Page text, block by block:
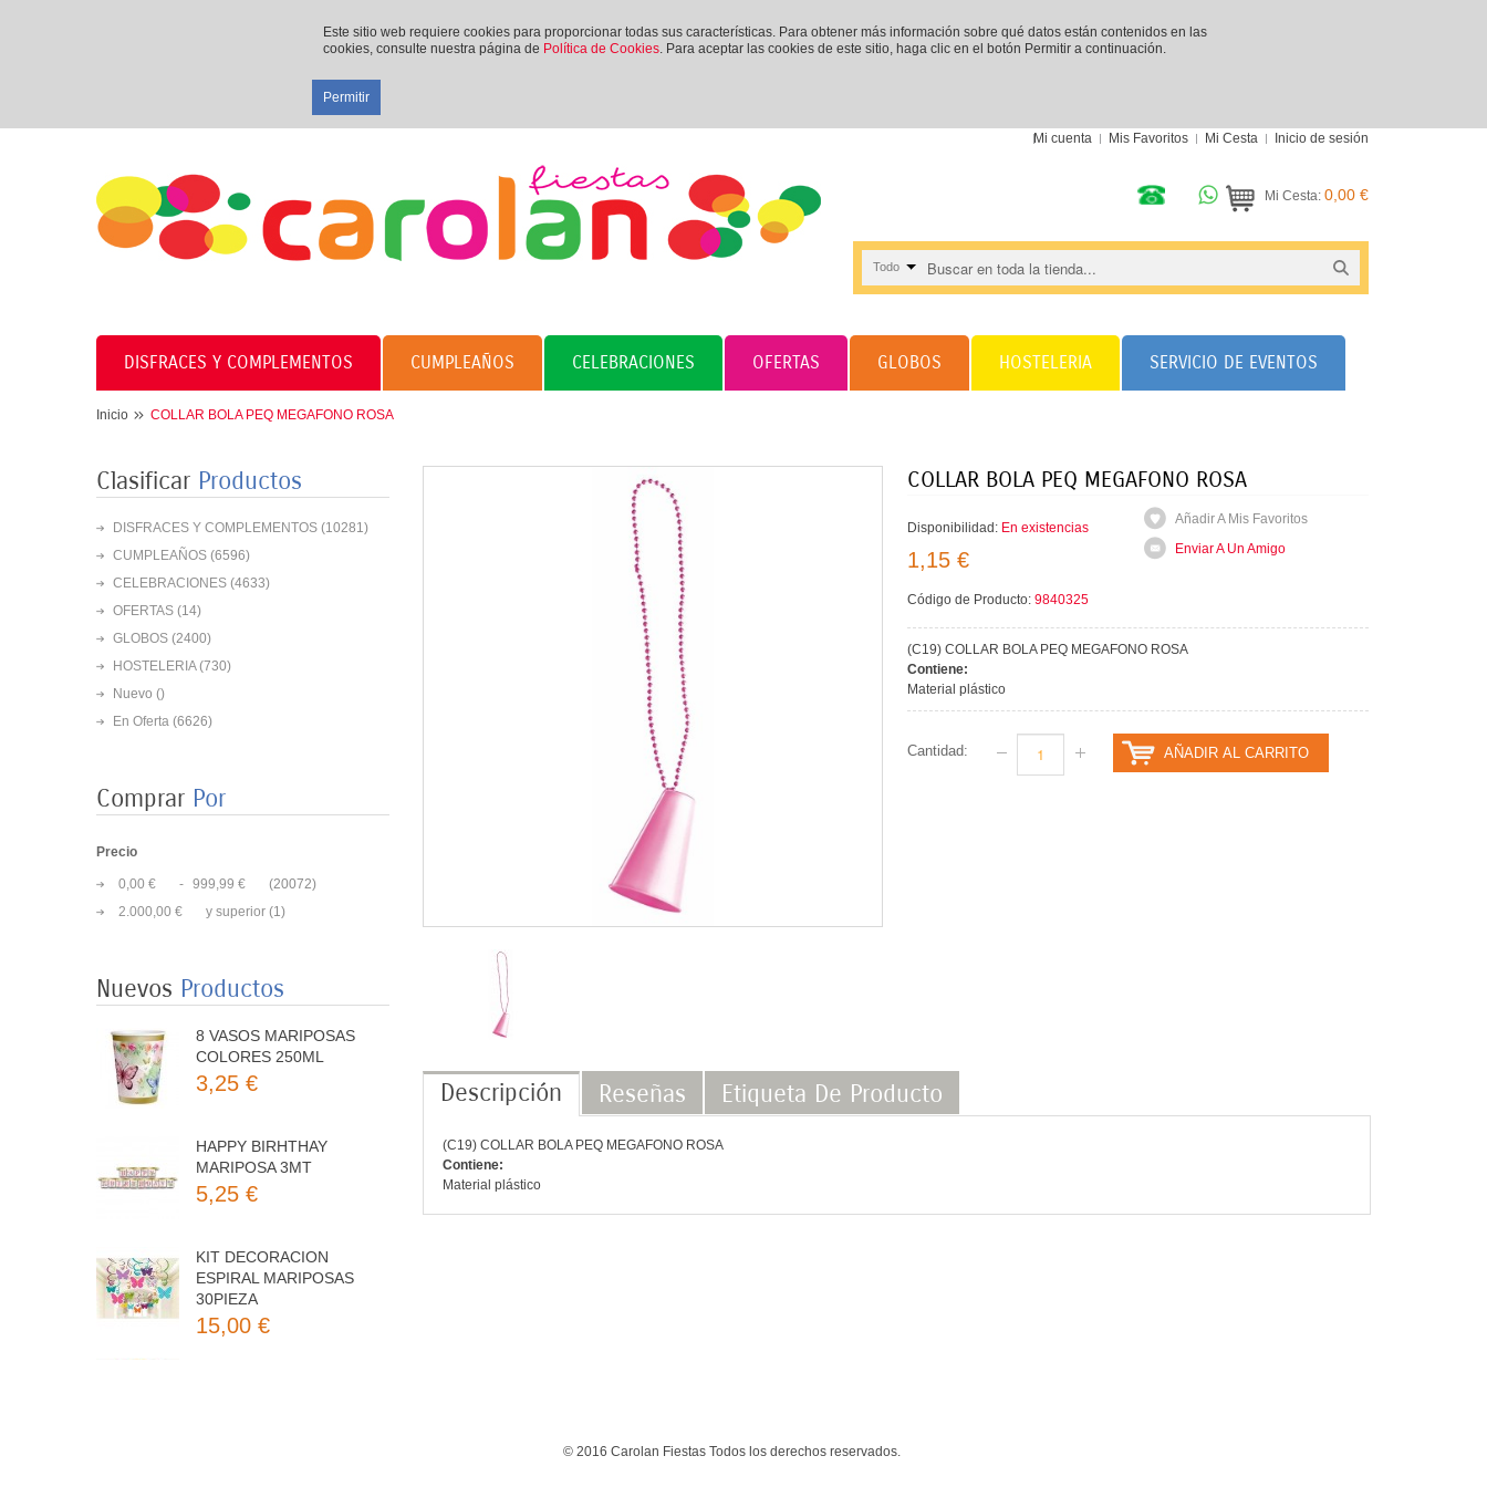
Este sitio web requiere cookies para proporcionar todas sus características. Para obtener más información sobre qué datos están contenidos en las
cookies, consulte nuestra página de Política de Cookies. Para aceptar las cookies de este sitio, haga clic en el botón Permitir a continuación.
Permitir
Mi cuenta Mis Favoritos Mi Cesta Inicio de sesión
Mi Cesta: 0,00 €
Todo
DISFRACES Y COMPLEMENTOS CUMPLEAÑOS CELEBRACIONES OFERTAS GLOBOS HOSTELERIA SERVICIO DE EVENTOS
Inicio COLLAR BOLA PEQ MEGAFONO ROSA
Clasificar Productos
DISFRACES Y COMPLEMENTOS (10281)
CUMPLEAÑOS (6596)
CELEBRACIONES (4633)
OFERTAS (14)
GLOBOS (2400)
HOSTELERIA(730)
Nuevo ()
En Oferta (6626)
Comprar Por
Precio
0,00 € - 999,99 €
(20072)
2.000,00 €
y superior (1)
Nuevos Productos
8 PLATOS MARIPOSAS
COLORES 250ML
3,25 €
MARIPOSA 3MT
5,25 €
ESPIRAL MARIPOSAS
30PIEZA
15,00 €
COLLAR BOLA PEQ MEGAFONO ROSA
Disponibilidad: En existencias
1,15 €
Código de Producto:9840325
Añadir A Mis Favoritos
Enviar A Un Amigo
(C19) COLLAR BOLA PEQ MEGAFONO ROSA
Contiene:
Material plástico
Cantidad: AÑADIR AL CARRITO
Descripción Reseñas Etiqueta De Producto
(C19) COLLAR BOLA PEQ MEGAFONO ROSA
Contiene:
Material plástico
© 2016 Carolan Fiestas Todos los derechos reservados.